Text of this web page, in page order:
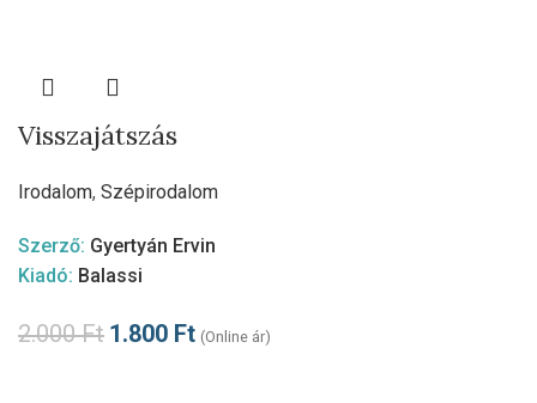
Visszajátszás
Irodalom, Szépirodalom
Szerző: Gyertyán Ervin
Kiadó: Balassi
2.000Ft 1.800 Ft (Online ár)